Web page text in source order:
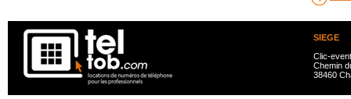
SIEGE
Clic-
Chemin
38460